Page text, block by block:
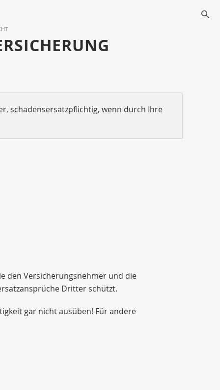
schadensersatzpflichtig, wenn durch Ihre
den Versicherungsnehmer und die
Dritter schützt.
gar nicht ausüben! Für andere